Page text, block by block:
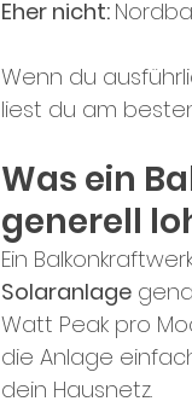
Eher nicht:
Wenn du
liest du am
Was ein
generell
Ein
Solaranlage
Watt Peak pro
die Anlage
dein Hausnetz.